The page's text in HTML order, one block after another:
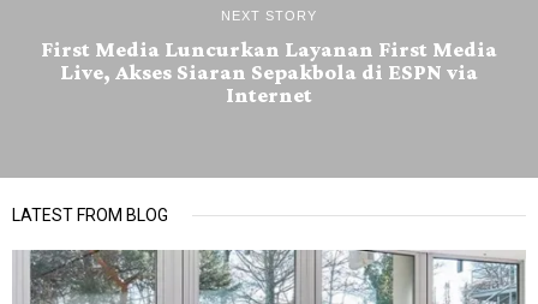
NEXT STORY
First Media Luncurkan Layanan First Media
Live, Akses Siaran Sepakbola di ESPN via
Internet
LATEST FROM BLOG